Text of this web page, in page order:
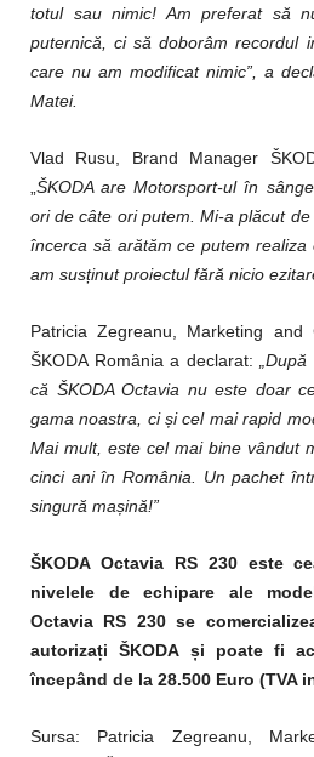
totul sau nimic! Am preferat să
puternică, ci să doborâm recordul
care nu am modificat nimic”, a
Matei.
Vlad Rusu, Brand Manager
ŠKODA are Motorsport-ul în
ori de câte ori putem. Mi-a plăcut
încerca să arătăm ce putem
am susținut proiectul fără nicio
Patricia Zegreanu, Marketing and
ŠKODA România a declarat:
că ŠKODA Octavia nu este doar
gama noastra, ci și cel mai rapid
Mai mult, este cel mai bine vândut
cinci ani în România. Un pachet
singură mașină!”
ŠKODA Octavia RS 230 este
nivelele de echipare ale
Octavia RS 230 se
autorizați ŠKODA și poate fi
începând de la 28.500 Euro (TVA
Sursa: Patricia Zegreanu,